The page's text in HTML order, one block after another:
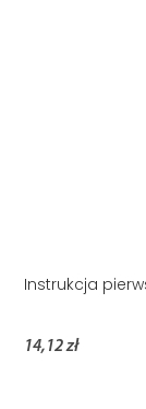
Instrukcja
14,12 zł